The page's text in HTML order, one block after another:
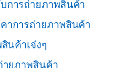
การถ่ายภาพสินค้า
าการถ่ายภาพสินค้า
นค้าเจ๋งๆ
ายภาพสินค้า